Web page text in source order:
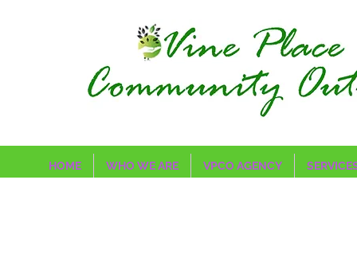
HOME WHO WE ARE VPCO AGENCY